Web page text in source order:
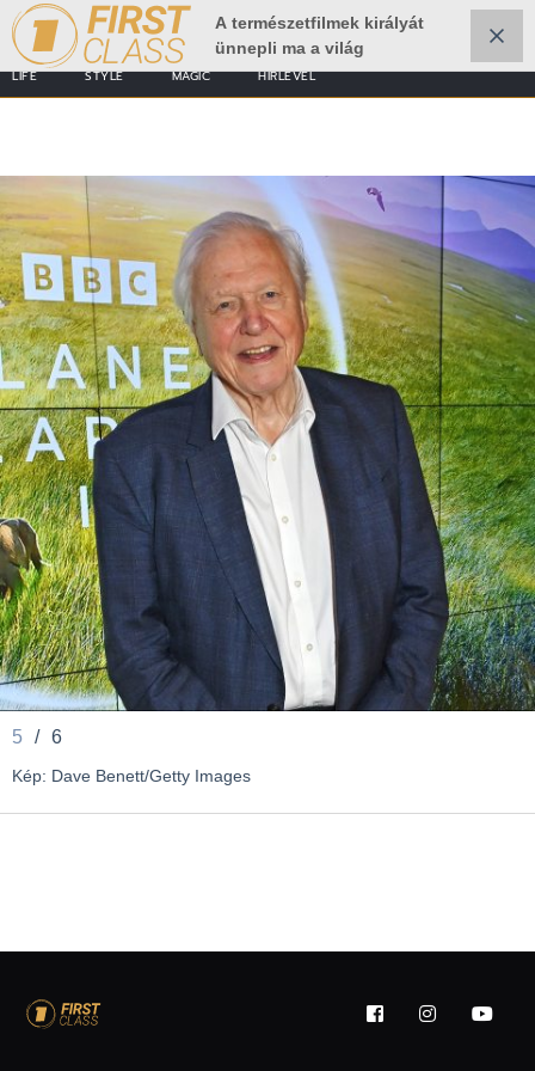
LIFE STYLE MAGIC HÍRLEVÉL
A természetfilmek királyát
ünnepli ma a világ
5 / 6
Kép: Dave Benett/Getty Images